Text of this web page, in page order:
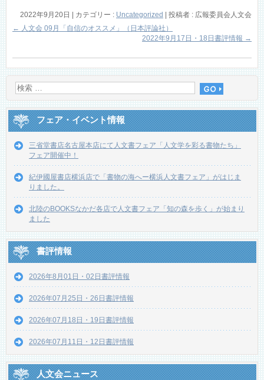
2022年9月20日 カテゴリー : Uncategorized
投稿者 : 広報委員会人文会
← 人文会 09月「自信のオススメ」（日本評論社）
2022年9月17日・18日書評情報 →
フェア・イベント情報
三省堂書店名古屋本店にて人文書フェア「人文学を彩る書物たち」
フェア開催中！
紀伊國屋書店横浜店で「書物の海へー横浜人文書フェア」がはじま
りました。
北陸のBOOKSなかだ各店で人文書フェア「知の森を歩く」が始まり
ました
書評情報
2026年8月01日・02日書評情報
2026年07月25日・26日書評情報
2026年07月18日・19日書評情報
2026年07月11日・12日書評情報
人文会ニュース